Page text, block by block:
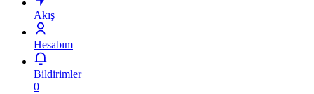
Akış
Hesabım
Bildirimler
0